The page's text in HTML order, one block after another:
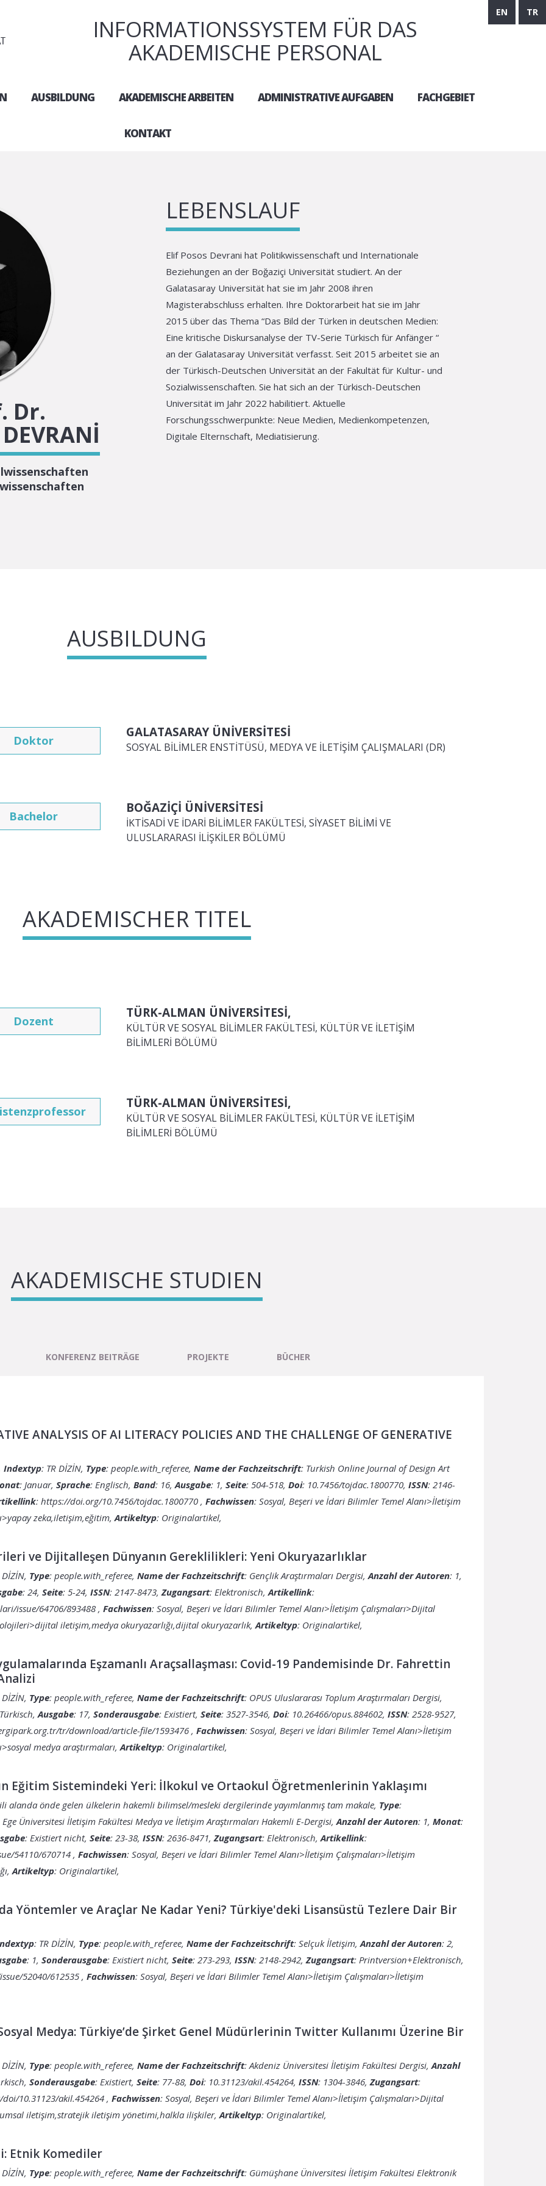
TR
EN
INFORMATIONSSYSTEM FÜR DAS
AKADEMISCHE PERSONAL
AUSBILDUNG AKADEMISCHE ARBEITEN ADMINISTRATIVE AUFGABEN FACHGEBIET
KONTAKT
Dr.
LEBENSLAUF
Elif Posos Devrani hat Politikwissenschaft und Internationale
Beziehungen an der Boğaziçi Universität studiert. An der
Galatasaray Universität hat sie im Jahr 2008 ihren
Magisterabschluss erhalten. Ihre Doktorarbeit hat sie im Jahr
2015 über das Thema “Das Bild der Türken in deutschen Medien:
Eine kritische Diskursanalyse der TV-Serie Türkisch für Anfänger “
an der Galatasaray Universität verfasst. Seit 2015 arbeitet sie an
der Türkisch-Deutschen Universität an der Fakultät für Kultur- und
Sozialwissenschaften. Sie hat sich an der Türkisch-Deutschen
Universität im Jahr 2022 habilitiert. Aktuelle
Forschungsschwerpunkte: Neue Medien, Medienkompetenzen,
Digitale Elternschaft, Mediatisierung.
AUSBILDUNG
Doktor
GALATASARAY ÜNİVERSİTESİ
SOSYAL BİLİMLER ENSTİTÜSÜ, MEDYA VE İLETİŞİM ÇALIŞMALARI (DR)
Bachelor
BOĞAZİÇİ ÜNİVERSİTESİ
İKTİSADİ VE İDARİ BİLİMLER FAKÜLTESİ, SİYASET BİLİMİ VE
ULUSLARARASI İLİŞKİLER BÖLÜMÜ
AKADEMISCHER TITEL
Dozent
TÜRK-ALMAN ÜNİVERSİTESİ,
KÜLTÜR VE SOSYAL BİLİMLER FAKÜLTESİ, KÜLTÜR VE İLETİŞİM
BİLİMLERİ BÖLÜMÜ
TÜRK-ALMAN ÜNİVERSİTESİ,
KÜLTÜR VE SOSYAL BİLİMLER FAKÜLTESİ, KÜLTÜR VE İLETİŞİM
BİLİMLERİ BÖLÜMÜ
AKADEMISCHE STUDIEN
KONFERENZ BEITRÄGE PROJEKTE BÜCHER
ANALYSIS OF AI LITERACY POLICIES AND THE CHALLENGE OF GENERATIVE
Indextyp: TR DİZİN, Type: people.with_referee, Name der Fachzeitschrift: Turkish Online Journal of Design Art
: Januar, Sprache: Englisch, Band: 16,Ausgabe: 1, Seite: 504-518, Doi: 10.7456/tojdac.1800770, ISSN: 2146-
: https://doi.org/10.7456/tojdac.1800770 , Fachwissen: Sosyal, Beşeri ve İdari Bilimler Temel Alanı>İletişim
zeka,iletişim,eğitim,Artikeltyp: Originalartikel,
ve Dijitalleşen Dünyanın Gereklilikleri: Yeni Okuryazarlıklar
Type: people.with_referee, Name der Fachzeitschrift: Gençlik Araştırmaları Dergisi,Anzahl der Autoren: 1,
: 24, Seite: 5-24, ISSN: 2147-8473,Zugangsart: Elektronisch,Artikellink:
issue/64706/893488 , Fachwissen: Sosyal, Beşeri ve İdari Bilimler Temel Alanı>İletişim Çalışmaları>Dijital
iletişim,medya okuryazarlığı,dijital okuryazarlık,Artikeltyp: Originalartikel,
Eşzamanlı Araçsallaşması: Covid-19 Pandemisinde Dr. Fahrettin
Type: people.with_referee, Name der Fachzeitschrift: OPUS Uluslararası Toplum Araştırmaları Dergisi,
Ausgabe: 17, Sonderausgabe: Existiert, Seite: 3527-3546, Doi: 10.26466/opus.884602, ISSN: 2528-9527,
tr/download/article-file/1593476 , Fachwissen: Sosyal, Beşeri ve İdari Bilimler Temel Alanı>İletişim
medya araştırmaları,Artikeltyp: Originalartikel,
Eğitim Sistemindeki Yeri: İlkokul ve Ortaokul Öğretmenlerinin Yaklaşımı
alanda önde gelen ülkelerin hakemli bilimsel/mesleki dergilerinde yayımlanmış tam makale, Type:
Ege Üniversitesi İletişim Fakültesi Medya ve İletişim Araştırmaları Hakemli E-Dergisi,Anzahl der Autoren: 1, Monat:
: Existiert nicht, Seite: 23-38, ISSN: 2636-8471,Zugangsart: Elektronisch,Artikellink:
54110/670714 , Fachwissen: Sosyal, Beşeri ve İdari Bilimler Temel Alanı>İletişim Çalışmaları>İletişim
Artikeltyp: Originalartikel,
Yöntemler ve Araçlar Ne Kadar Yeni? Türkiye'deki Lisansüstü Tezlere Dair Bir
: TR DİZİN, Type: people.with_referee, Name der Fachzeitschrift: Selçuk İletişim,Anzahl der Autoren: 2,
: 1, Sonderausgabe: Existiert nicht, Seite: 273-293, ISSN: 2148-2942,Zugangsart: Printversion+Elektronisch,
52040/612535 , Fachwissen: Sosyal, Beşeri ve İdari Bilimler Temel Alanı>İletişim Çalışmaları>İletişim
Medya: Türkiye’de Şirket Genel Müdürlerinin Twitter Kullanımı Üzerine Bir
Type: people.with_referee, Name der Fachzeitschrift: Akdeniz Üniversitesi İletişim Fakültesi Dergisi,Anzahl
Sonderausgabe: Existiert, Seite: 77-88, Doi: 10.31123/akil.454264, ISSN: 1304-3846,Zugangsart:
10.31123/akil.454264 , Fachwissen: Sosyal, Beşeri ve İdari Bilimler Temel Alanı>İletişim Çalışmaları>Dijital
iletişim,stratejik iletişim yönetimi,halkla ilişkiler,Artikeltyp: Originalartikel,
Etnik Komediler
Type: people.with_referee, Name der Fachzeitschrift: Gümüşhane Üniversitesi İletişim Fakültesi Elektronik